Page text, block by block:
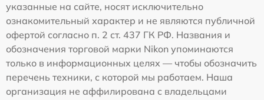
указанные на сайте, носят исключительно
ознакомительный характер и не являются публичной
офертой согласно п. 2 ст. 437 ГК РФ. Названия и
обозначения торговой марки Nikon упоминаются
только в информационных целях — чтобы обозначить
перечень техники, с которой мы работаем. Наша
организация не аффилирована с владельцами